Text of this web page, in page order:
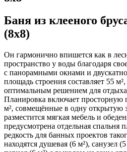
Баня из клееного
(8х8)
Он гармонично впишется как в
пространство у воды благодаря
с панорамными окнами и
площадь строения составляет 55 м²,
оптимальным решением для отдыха
Планировка включает
м², совмещённые в одну открытую
разместится мягкая мебель и
предусмотрена отдельная спальня
редкость для банных проектов
находятся душевая (6 м²), санузел